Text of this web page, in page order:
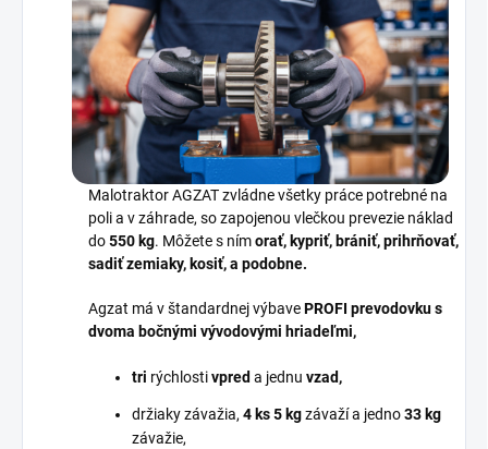
Malotraktor AGZAT zvládne všetky práce potrebné na
poli a v záhrade, so zapojenou vlečkou prevezie náklad
do550 kg. Môžete s nímorať, kypriť, brániť, prihrňovať,
sadiť zemiaky, kosiť, a podobne.
Agzat má v štandardnej výbavePROFI prevodovku s
dvoma bočnými vývodovými hriadeľmi,
tri rýchlostivpred a jednu vzad,
držiaky závažia, 4 ks 5 kgzávaží a jedno33 kg
závažie,